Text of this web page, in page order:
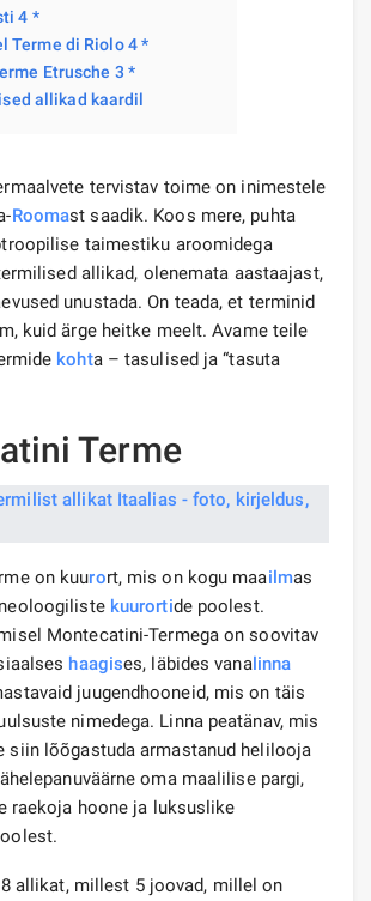
4 *
Terme di Riolo 4 *
Etrusche 3 *
allikad kaardil
tervistav toime on inimestele
Roomast saadik. Koos mere, puhta
taimestiku aroomidega
allikad, olenemata aastaajast,
unustada. On teada, et terminid
kuid ärge heitke meelt. Avame teile
kohta – tasulised ja “tasuta
Terme
on kuurort, mis on kogu maailmas
kuurortide poolest.
Montecatini-Termega on soovitav
haagises, läbides vanalinna
juugendhooneid, mis on täis
nimedega. Linna peatänav, mis
siin lõõgastuda armastanud helilooja
oma maalilise pargi,
raekoja hoone ja luksuslike
allikat, millest 5 joovad, millel on